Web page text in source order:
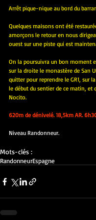
Arrêt pique-nique au bord du
Quelques maisons ont été
amorçons le retour en nous
ouest sur une piste qui est
On la poursuivra un bon moment
sur la droite le monastère de San
quitter pour reprendre le GR1, sur
le début du sentier de ce matin, et
Nocito.
620m de dénivelé. 18,5km AR.
Niveau Randonneur.
Mots-clés :
RandonneurEspagne